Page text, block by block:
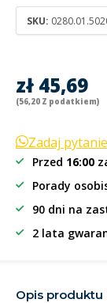
SKU:
zł 45,69
(56,20 Z podatkiem)
Zadaj
Przed 16:00
Porady
90 dni na
2 lata
Opis produktu